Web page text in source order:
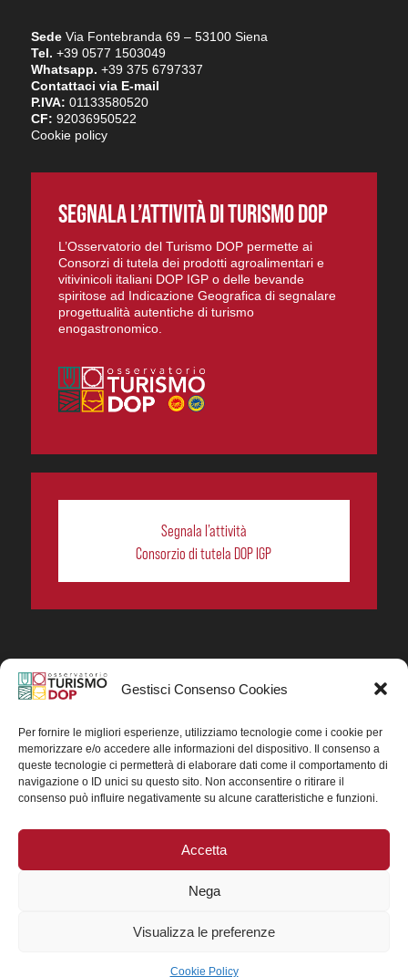
Gestisci Consenso Cookies
Per fornire le migliori esperienze, utilizziamo tecnologie come i cookie per
memorizzare e/o accedere alle informazioni del dispositivo. Il consenso a
queste tecnologie ci permetterà di elaborare dati come il comportamento di
navigazione o ID unici su questo sito. Non acconsentire o ritirare il
consenso può influire negativamente su alcune caratteristiche e funzioni.
Accetta
Nega
Visualizza le preferenze
Cookie Policy
SedeVia Fontebranda 69 – 53100 Siena
Tel. +39 0577 1503049
Whatsapp. +39 375 6797337
Contattaci via E-mail
P.IVA: 01133580520
CF: 92036950522
Cookie policy
SEGNALA L’ATTIVITÀ DI TURISMO DOP
L’Osservatorio del Turismo DOP permette ai
Consorzi di tutela dei prodotti agroalimentari e
vitivinicoli italiani DOP IGP o delle bevande
spiritose ad Indicazione Geografica di segnalare
progettualità autentiche di turismo
enogastronomico.
Segnala l’attività
Consorzio di tutela DOP IGP
In collaborazione ORIGIN ITALIA.
del turismo enogastronomico dei prodotti DOP IGP
italiani.
Concessione contributo MASAF DM n. 0311719 del
15/06/2023
Concessione contributo MASAF, DM n. 0016662 del
15/01/2025 (CUP J88H24002560007)
© 2025 Copyright - TurismoDOP